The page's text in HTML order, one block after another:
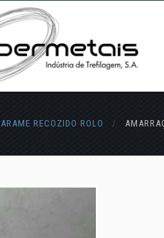
ARAME RECOZIDO ROLO /